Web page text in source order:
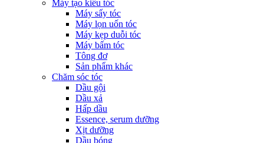
Máy tạo kiểu tóc
Máy sấy tóc
Máy lọn uốn tóc
Máy kẹp duỗi tóc
Máy bấm tóc
Tông đơ
Sản phẩm khác
Chăm sóc tóc
Dầu gội
Dầu xả
Hấp dầu
Essence, serum dưỡng
Xịt dưỡng
Dầu bóng